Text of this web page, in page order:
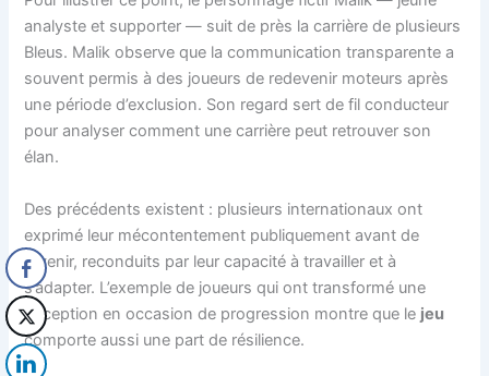
analyste et supporter — suit de près la carrière de plusieurs
Bleus. Malik observe que la communication transparente a
souvent permis à des joueurs de redevenir moteurs après
une période d’exclusion. Son regard sert de fil conducteur
pour analyser comment une carrière peut retrouver son
élan.
Des précédents existent : plusieurs internationaux ont
exprimé leur mécontentement publiquement avant de
revenir, reconduits par leur capacité à travailler et à
s’adapter. L’exemple de joueurs qui ont transformé une
déception en occasion de progression montre que le jeu
comporte aussi une part de résilience.